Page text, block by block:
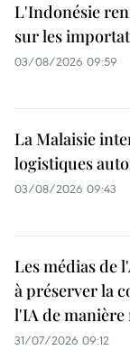
L'Indonésie
sur les
03/08/2026 09:59
La Malaisie
logistiques
03/08/2026 09:43
Les médias de
à préserver la
l'IA de manière
31/07/2026 09:12